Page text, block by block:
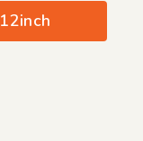
12inch